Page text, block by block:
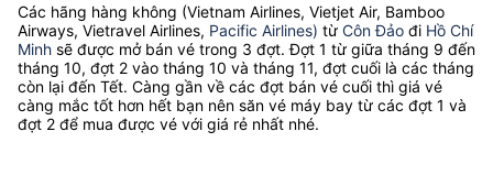
Các hãng hàng không (Vietnam Airlines, Vietjet Air, Bamboo
Airways, Vietravel Airlines, Pacific Airlines) từ Côn Đảo đi Hồ Chí
Minh sẽ được mở bán vé trong 3 đợt. Đợt 1 từ giữa tháng 9 đến
tháng 10, đợt 2 vào tháng 10 và tháng 11, đợt cuối là các tháng
còn lại đến Tết. Càng gần về các đợt bán vé cuối thì giá vé
càng mắc tốt hơn hết bạn nên săn vé máy bay từ các đợt 1 và
đợt 2 để mua được vé với giá rẻ nhất nhé.